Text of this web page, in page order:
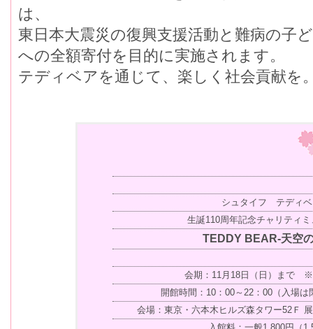
は、
東日本大震災の復興支援活動と難病の子
への全額寄付を目的に実施されます。
テディベアを通じて、楽しく社会貢献を
シュタイフ テディ
生誕110周年記念チャリティ
TEDDY BEAR-天空
会期：11月18日（日）まで ※
開館時間：10：00～22：00（入場は
会場：東京・六本木ヒルズ森タワー52Ｆ